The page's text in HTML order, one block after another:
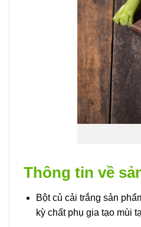
Thông tin về
Bột củ cải trắng sản
kỳ chất phụ gia tạo mùi